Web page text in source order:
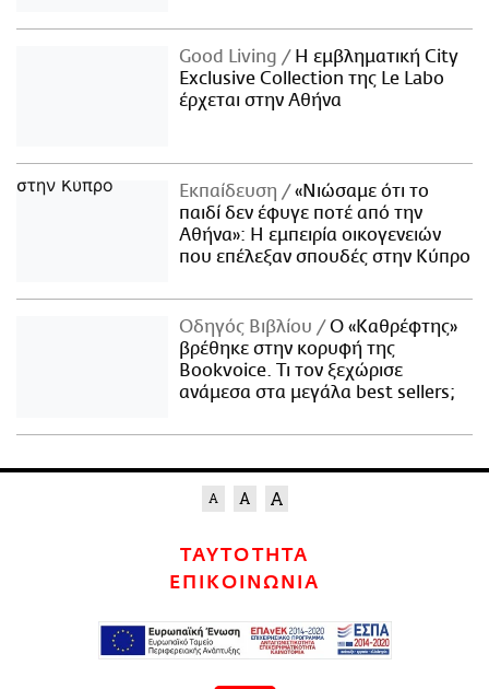
Good Living
Η εμβληματική City
Exclusive Collection της Le Labo
έρχεται στην Αθήνα
Εκπαίδευση
«Νιώσαμε ότι το
παιδί δεν έφυγε ποτέ από την
Αθήνα»: Η εμπειρία οικογενειών
που επέλεξαν σπουδές στην Κύπρο
Οδηγός Βιβλίου
Ο «Καθρέφτης»
βρέθηκε στην κορυφή της
Bookvoice. Τι τον ξεχώρισε
ανάμεσα στα μεγάλα best sellers;
ΤΑΥΤΟΤΗΤΑ
ΕΠΙΚΟΙΝΩΝΙΑ